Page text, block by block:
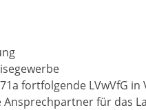
fortfolgende LVwVfG in
Ansprechpartner für das